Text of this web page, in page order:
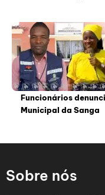
Funcionários
Municipal da Sanga
Sobre nós